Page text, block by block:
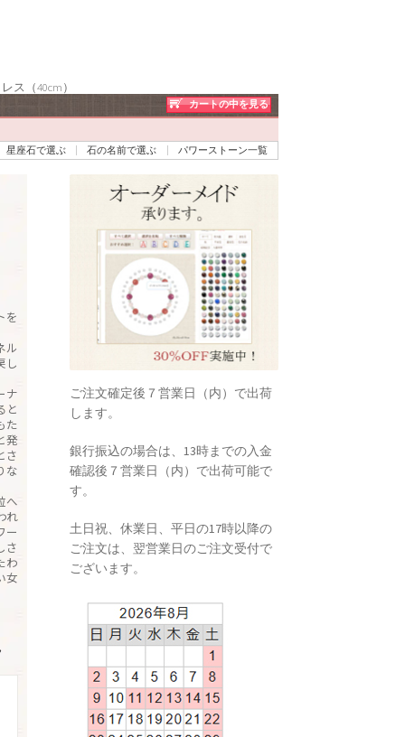
（40cm）
カートの中を見る
星座石で選ぶ 石の名前で選ぶ パワーストーン一覧
を
ル
し
ナ
と
た
発
さ
な
へ
れ
ー
さ
わ
女
ご注文確定後７営業日（内）で出荷
します。
銀行振込の場合は、13時までの入金
確認後７営業日（内）で出荷可能で
す。
土日祝、休業日、平日の17時以降の
ご注文は、翌営業日のご注文受付で
ございます。